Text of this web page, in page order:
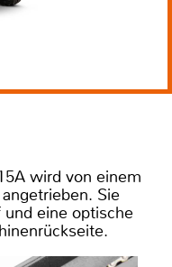
wird von einem
Sie
eine optische